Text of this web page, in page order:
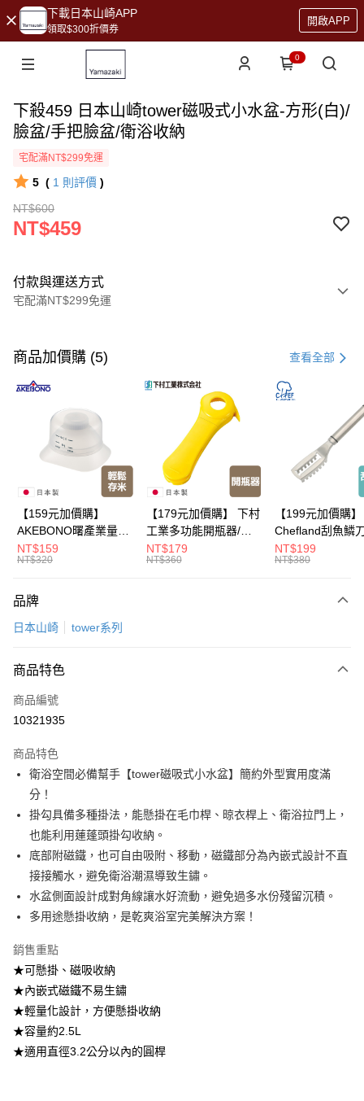
下載日本山崎APP
領取$300折價券
開啟APP
0
下殺459 日本山崎tower磁吸式小水盆-方形(白)/
臉盆/手把臉盆/衛浴收納
宅配滿NT$299免運
5 ( 1 則評價 )
NT$600
NT$459
付款與運送方式
宅配滿NT$299免運
信用卡一次付款
超商取貨付款
LINE Pay
Apple Pay
Google Pay
全盈+PAY
大哥付你分期
【大哥付你分期使用說明】
1.本服務由台灣大哥大提供，台灣大哥大用戶可立即使用無須另外申請。
2.付款方式選擇「大哥付你分期」，訂單成立後會自動跳轉到大哥付的交易
成交易。
3.實際核准額度、可分期數及費用金額請依後續交易確認頁面所載為準。
4.訂單成立30分鐘內，如未前往確認交易或遇審核未通過，訂單將自動取
消。如遇「轉專審核」未通過狀況，表示未達大哥付你分期系統評分，恕無
法說明評估內容。
1.分期款項不併入電信帳單，「大哥付你分期」於每月結算日後寄送繳費提
2.透過簡訊連結打開帳單後，可選擇「超商條碼／台灣大直營門市／銀行轉
帳／街口支付／iPASS MONEY」等通路繳費。
【注意事項】
1.本服務係由「台灣大哥大股份有限公司」（以下簡稱本公司）所提供，讓
用戶於交易時，得透過本服務購買商品或服務，並由商店將買賣／分期付款
買賣價金債權讓與本公司後，依約使用本公司帳單繳交帳款。
2.基於同意付款使用「大哥付你分期」之契約關係目的，商店將以您的個人
資料（包含姓名、電話或地址）提供予台灣大哥大進項蒐集、處理及利用，
由本公司與您本人進行分期帳單所需資料之確認、核對及更正。
每筆NT$100，滿NT$499(含以上)免運費
每筆NT$100，滿NT$499(含以上)免運費
7-11取貨付款
每筆NT$100，滿NT$499(含以上)免運費
付款後7-11取貨
每筆NT$100，滿NT$499(含以上)免運費
宅配【父親節大回饋】限時$299免運
每筆NT$150，滿NT$299(含以上)免運費
商品加價購 (5) 查看全部
【159元加價購】
AKEBONO曙產業量米
杯漏斗組(白)/量米杯/
米桶/量米用具/任二件8
NT$159
NT$320
【179元加價購】 下村
工業多功能開瓶器/開
瓶器/餐廚用品/料理道
具/任二件8折
NT$179
NT$360
【199元加價購】
Chefland刮魚鱗
魚鱗器/廚房用品/
道具/任二件8折
NT$199
NT$380
品牌
日本山崎 tower系列
商品特色
商品編號
10321935
商品特色
衛浴空間必備幫手【tower磁吸式小水盆】簡約外型實用度滿
分！
掛勾具備多種掛法，能懸掛在毛巾桿、晾衣桿上、衛浴拉門上，
也能利用蓮蓬頭掛勾收納。
底部附磁鐵，也可自由吸附、移動，磁鐵部分為內嵌式設計不直
接接觸水，避免衛浴潮濕導致生鏽。
水盆側面設計成對角線讓水好流動，避免過多水份殘留沉積。
多用途懸掛收納，是乾爽浴室完美解決方案！
銷售重點
★可懸掛、磁吸收納
★內嵌式磁鐵不易生鏽
★輕量化設計，方便懸掛收納
★容量約2.5L
★適用直徑3.2公分以內的圓桿